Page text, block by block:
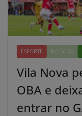
ESPORTE NOTÍCIAS
Vila Nova
OBA e
entrar no